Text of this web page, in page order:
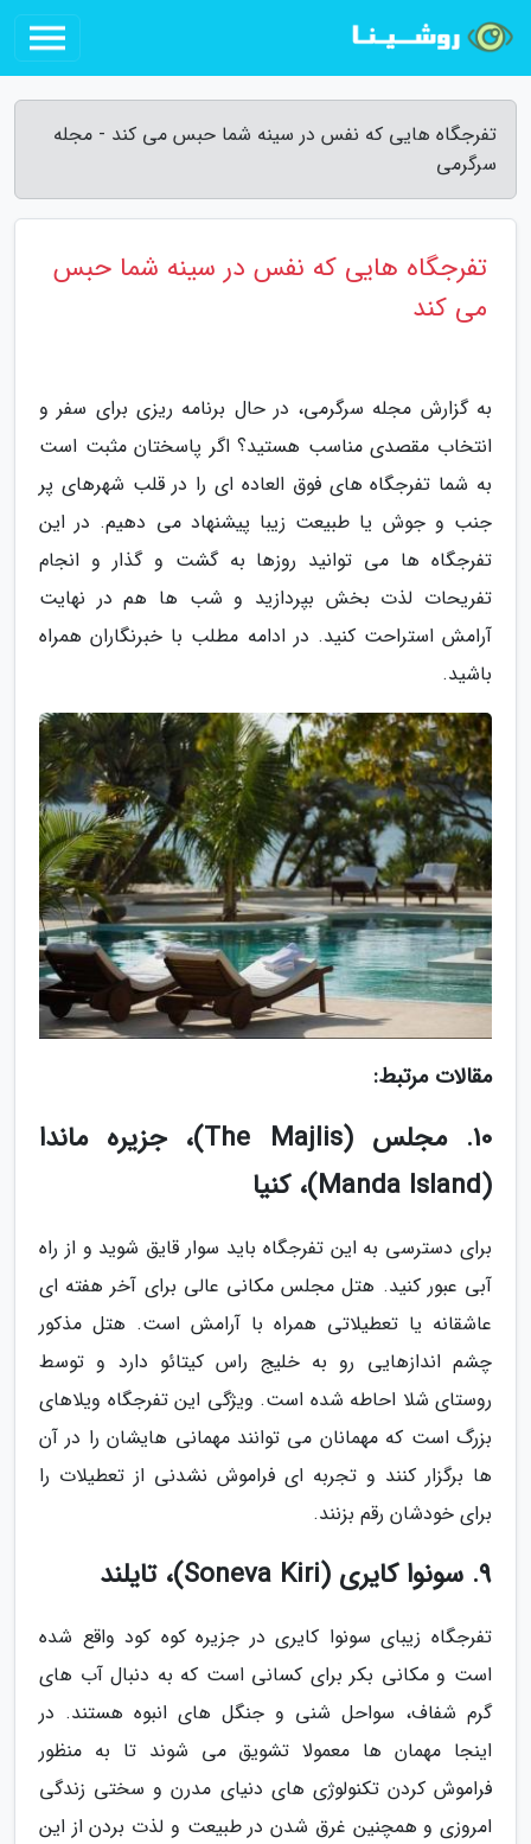
تفرجگاه هایی که نفس در سینه شما حبس می کند - مجله
سرگرمی
تفرجگاه هایی که نفس در سینه شما حبس
می کند
به گزارش مجله سرگرمی، در حال برنامه ریزی برای سفر و
انتخاب مقصدی مناسب هستید؟ اگر پاسختان مثبت است
به شما تفرجگاه های فوق العاده ای را در قلب شهرهای پر
جنب و جوش یا طبیعت زیبا پیشنهاد می دهیم. در این
تفرجگاه ها می توانید روزها به گشت و گذار و انجام
تفریحات لذت بخش بپردازید و شب ها هم در نهایت
آرامش استراحت کنید. در ادامه مطلب با خبرنگاران همراه
باشید.
مقالات مرتبط:
10. مجلس (The Majlis)، جزیره ماندا
(Manda Island)، کنیا
برای دسترسی به این تفرجگاه باید سوار قایق شوید و از راه
آبی عبور کنید. هتل مجلس مکانی عالی برای آخر هفته ای
عاشقانه یا تعطیلاتی همراه با آرامش است. هتل مذکور
چشم اندازهایی رو به خلیج راس کیتائو دارد و توسط
روستای شلا احاطه شده است. ویژگی این تفرجگاه ویلاهای
بزرگ است که مهمانان می توانند مهمانی هایشان را در آن
ها برگزار کنند و تجربه ای فراموش نشدنی از تعطیلات را
برای خودشان رقم بزنند.
9. سونوا کایری (Soneva Kiri)، تایلند
تفرجگاه زیبای سونوا کایری در جزیره کوه کود واقع شده
است و مکانی بکر برای کسانی است که به دنبال آب های
گرم شفاف، سواحل شنی و جنگل های انبوه هستند. در
اینجا مهمان ها معمولا تشویق می شوند تا به منظور
فراموش کردن تکنولوژی های دنیای مدرن و سختی زندگی
امروزی و همچنین غرق شدن در طبیعت و لذت بردن از این